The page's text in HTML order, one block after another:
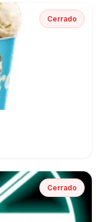
Cerrado
Cerrado